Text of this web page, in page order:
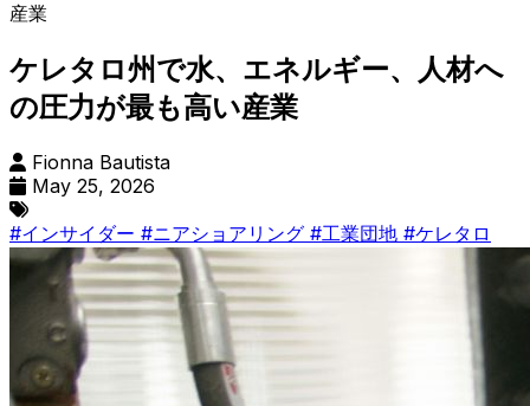
産業
ケレタロ州で水、エネルギー、人材へ
の圧力が最も高い産業
Fionna Bautista
May 25, 2026
#インサイダー #ニアショアリング #工業団地 #ケレタロ